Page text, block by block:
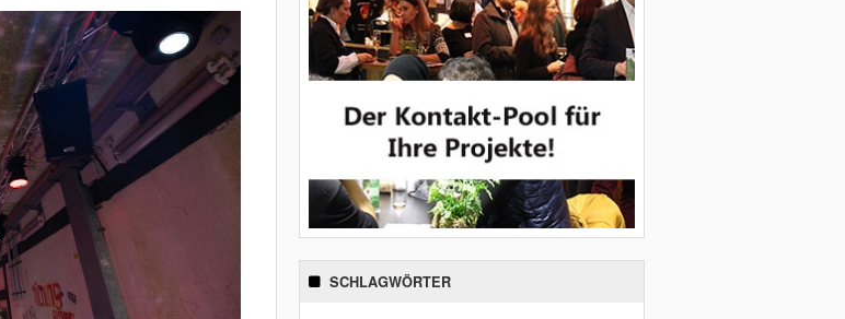
SCHLAGWÖRTER